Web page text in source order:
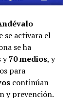
se activara el
se ha
y70 medios, y
para
continúan
y prevención.